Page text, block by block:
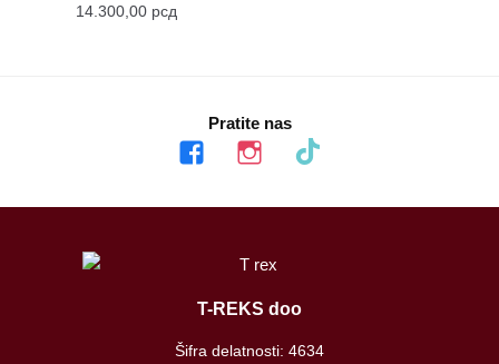
14.300,00 рсд
Pratite nas
facebook instagram tiktok
T-REKS doo
Šifra delatnosti: 4634